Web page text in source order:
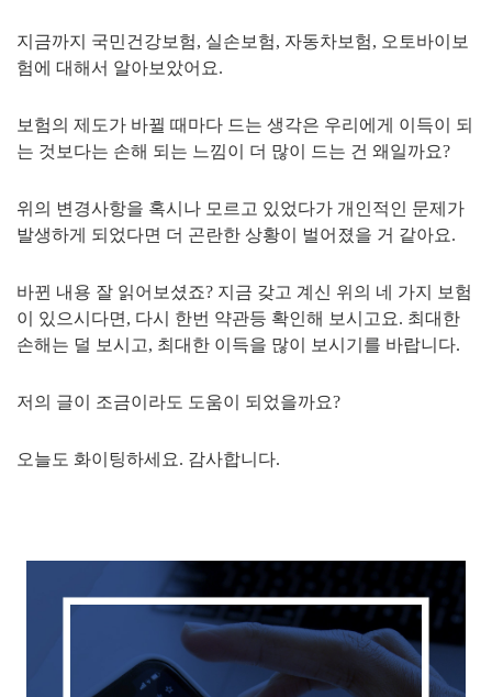
지금까지 국민건강보험, 실손보험, 자동차보험, 오토바이보
험에 대해서 알아보았어요.
보험의 제도가 바뀔 때마다 드는 생각은 우리에게 이득이 되
는 것보다는 손해 되는 느낌이 더 많이 드는 건 왜일까요?
위의 변경사항을 혹시나 모르고 있었다가 개인적인 문제가
발생하게 되었다면 더 곤란한 상황이 벌어졌을 거 같아요.
바뀐 내용 잘 읽어보셨죠? 지금 갖고 계신 위의 네 가지 보험
이 있으시다면, 다시 한번 약관등 확인해 보시고요. 최대한
손해는 덜 보시고, 최대한 이득을 많이 보시기를 바랍니다.
저의 글이 조금이라도 도움이 되었을까요?
오늘도 화이팅하세요. 감사합니다.